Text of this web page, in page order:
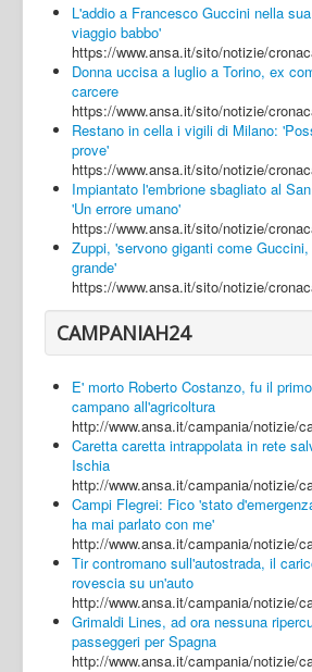
Napoli
Salerno
Login
L'addio a Francesco Guccini nella
viaggio babbo'
https://www.ansa.it/sito/notizie/
Donna uccisa a luglio a Torino, ex
carcere
https://www.ansa.it/sito/notizie/
Restano in cella i vigili di Milano:
prove'
https://www.ansa.it/sito/notizie/
Impiantato l'embrione sbagliato al
'Un errore umano'
https://www.ansa.it/sito/notizie/
Zuppi, 'servono giganti come
grande'
https://www.ansa.it/sito/notizie/
CAMPANIAH24
E' morto Roberto Costanzo, fu il
campano all'agricoltura
http://www.ansa.it/campania/notizie/
Caretta caretta intrappolata in rete
Ischia
http://www.ansa.it/campania/notizie/
Campi Flegrei: Fico 'stato
ha mai parlato con me'
http://www.ansa.it/campania/notizie/
Tir contromano sull'autostrada, il
rovescia su un'auto
http://www.ansa.it/campania/notizie/
Grimaldi Lines, ad ora nessuna
passeggeri per Spagna
http://www.ansa.it/campania/notizie/